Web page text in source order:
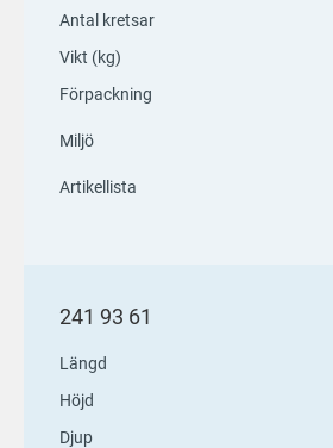
Antal kretsar
Vikt (kg)
Förpackning
Miljö
Artikellista
241 93 61
Längd
Höjd
Djup